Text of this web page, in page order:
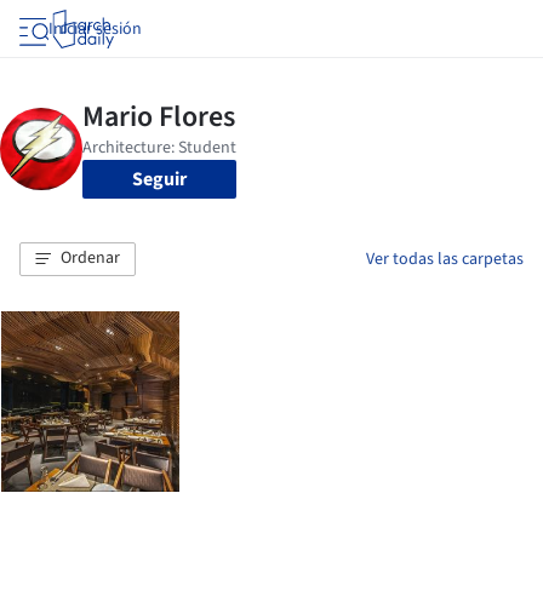
Iniciar sesión
Seguir
Ordenar Ver todas las carpetas